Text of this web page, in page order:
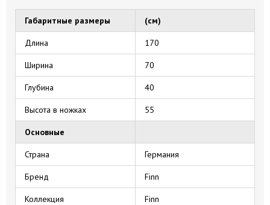
Габаритные размеры (см)
Длина 170
Ширина 70
Глубина 40
Высота в ножках 55
Основные
Страна Германия
Бренд Finn
Коллекция Finn